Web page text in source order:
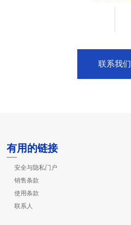
联系我们
有用的链接
安全与隐私门户
销售条款
使用条款
联系人